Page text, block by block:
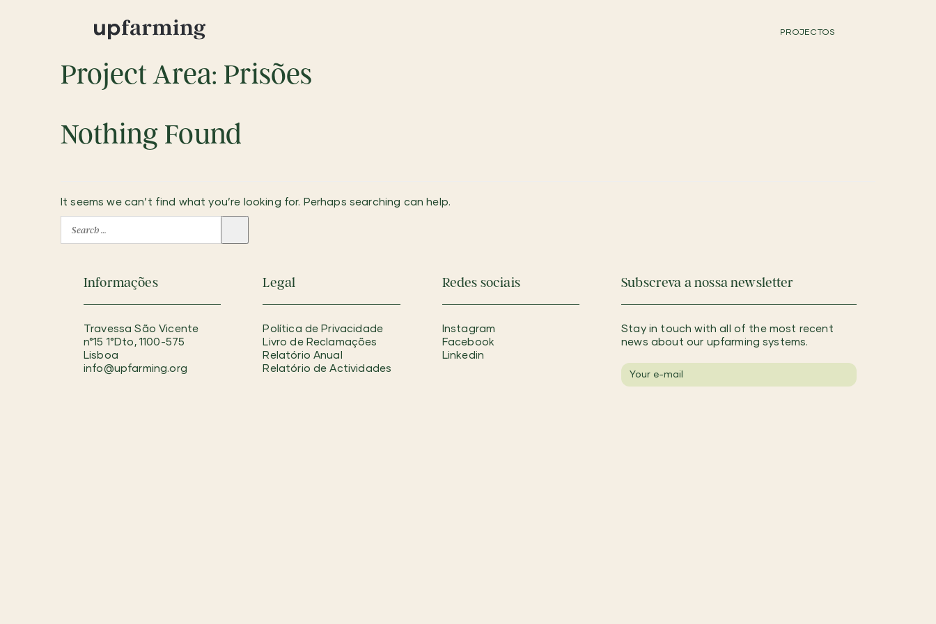
PROJECTOS
Project Area: Prisões
Nothing Found
It seems we can’t find what you’re looking for. Perhaps searching can help.
Informações
Travessa São Vicente
n°15 1°Dto, 1100-575
Lisboa
info@upfarming.org
Legal
Política de Privacidade
Livro de Reclamações
Relatório Anual
Relatório de Actividades
Redes sociais
Instagram
Facebook
Linkedin
Subscreva a nossa newsletter
Stay in touch with all of the most recent
news about our upfarming systems.